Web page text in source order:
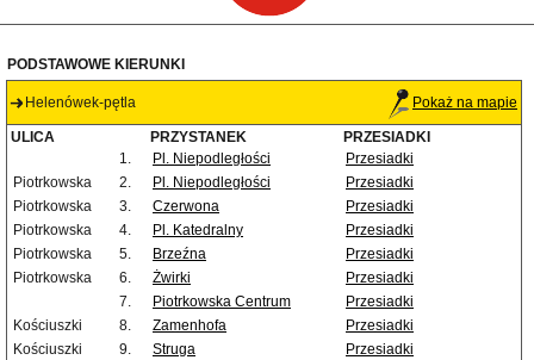
PODSTAWOWE KIERUNKI
Helenówek-pętla Pokaż na mapie
ULICA PRZYSTANEK
PRZESIADKI
1.
Pl. Niepodległości
Przesiadki
Piotrkowska
2. Pl. Niepodległości
Przesiadki
Piotrkowska
3. Czerwona
Przesiadki
Piotrkowska
4. Pl. Katedralny
Przesiadki
Piotrkowska
5. Brzeźna
Przesiadki
Piotrkowska
6. Żwirki
Przesiadki
7.
Piotrkowska Centrum
Przesiadki
Kościuszki
8. Zamenhofa
Przesiadki
Kościuszki
9. Struga
Przesiadki